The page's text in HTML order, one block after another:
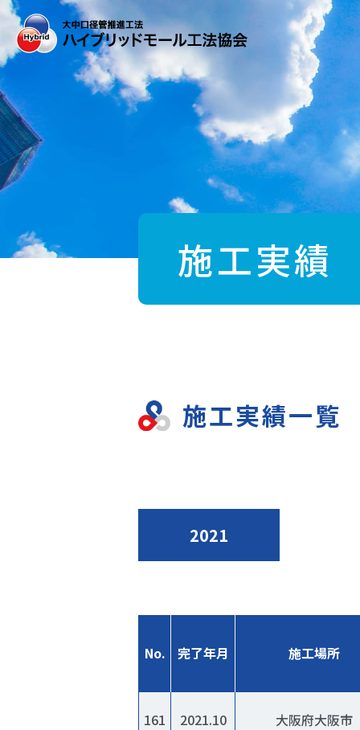
Skip
the
content
施工実績
施工実績一覧
2021
No. 完了年月 施工場所
161 2021.10 大阪府大阪市